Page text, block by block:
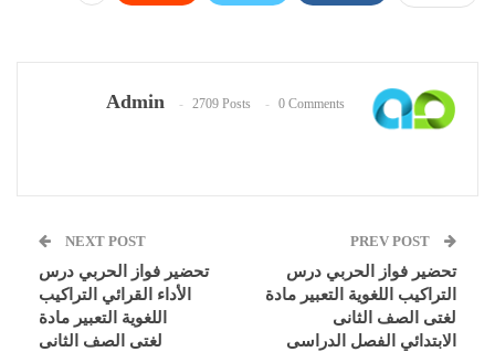
Admin 2709 Posts 0 Comments
تحضير فواز الحربي درس
التراكيب اللغوية التعبير مادة
لغتى الصف الثانى
الابتدائي الفصل الدراسى
NEXT POST
تحضير فواز الحربي درس
الأداء القرائي التراكيب
اللغوية التعبير مادة
لغتى الصف الثانى